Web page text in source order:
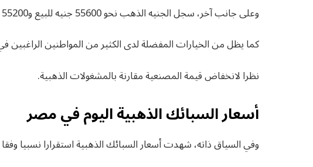
وعلى جانب آخر، سجل الجنيه الذهب نحو 55600 جنيه للبيع و55200 جنيه للشراء.
كما يظل من الخيارات المفضلة لدى الكثير من المواطنين الراغبين
نظرا لانخفاض قيمة المصنعية مقارنة بالمشغولات الذهبية.
أسعار السبائك الذهبية اليوم في مصر
وفي السياق ذاته، شهدت أسعار السبائك الذهبية استقرارا نسبيا